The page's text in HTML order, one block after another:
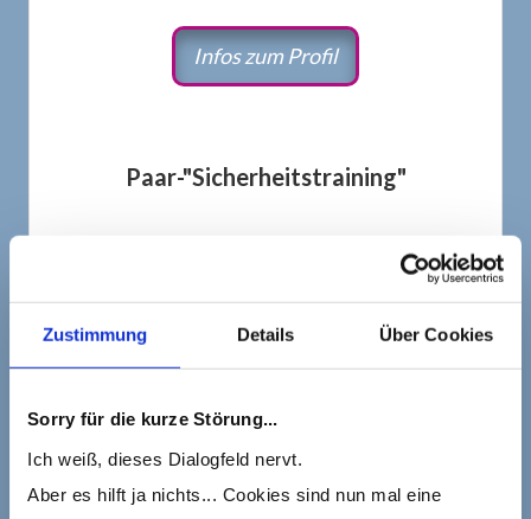
Zustimmung Details Über Cookies
Sorry für die kurze Störung...
Ich weiß, dieses Dialogfeld nervt.
Aber es hilft ja nichts... Cookies sind nun mal eine
Infos zum Profil
Paar-"Sicherheitstraining"
Geschützter Beratungs-Rahmen für
Dich alleine oder Euch gemeinsam.
Genug Zeit, um ganz individuell auf
Deine bzw. Eure Themen und
Bedürfnisse einzugehen.